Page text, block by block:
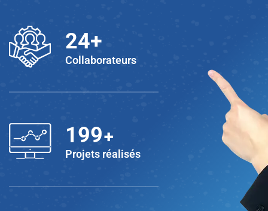
25+
Collaborateurs
200+
Projets réalisés